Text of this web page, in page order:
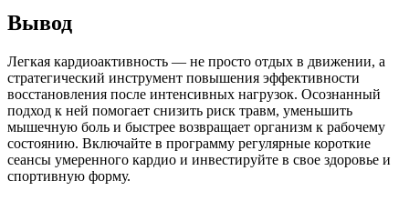
Вывод
Легкая кардиоактивность — не просто отдых в движении, а
стратегический инструмент повышения эффективности
восстановления после интенсивных нагрузок. Осознанный
подход к ней помогает снизить риск травм, уменьшить
мышечную боль и быстрее возвращает организм к рабочему
состоянию. Включайте в программу регулярные короткие
сеансы умеренного кардио и инвестируйте в свое здоровье и
спортивную форму.